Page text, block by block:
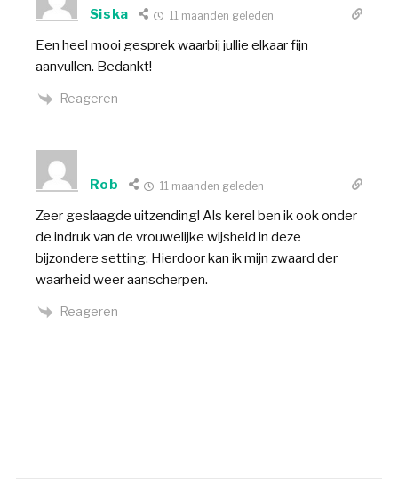
Siska 11 maanden geleden
Een heel mooi gesprek waarbij jullie elkaar fijn
aanvullen. Bedankt!
Reageren
Rob 11 maanden geleden
Zeer geslaagde uitzending! Als kerel ben ik ook onder
de indruk van de vrouwelijke wijsheid in deze
bijzondere setting. Hierdoor kan ik mijn zwaard der
waarheid weer aanscherpen.
Reageren